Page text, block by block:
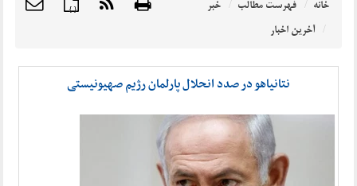
{ } خانه فهرست مطالب
خبر
آخرین اخبار
نتانیاهو در صدد انحلال پارلمان رژیم صهیونیستی